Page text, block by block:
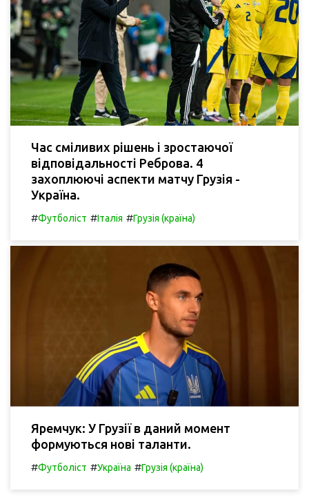
Час сміливих рішень і зростаючої
відповідальності Реброва. 4
захоплюючі аспекти матчу Грузія -
Україна.
#Футболіст #Італія #Грузія (країна)
Яремчук: У Грузії в даний момент
формуються нові таланти.
#Футболіст #Україна #Грузія (країна)